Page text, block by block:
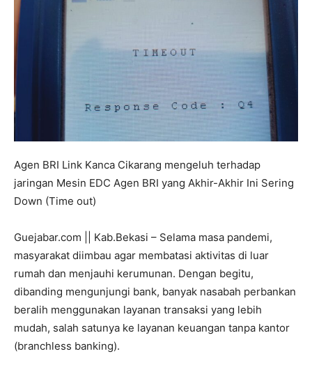
Agen BRI Link Kanca Cikarang mengeluh terhadap
jaringan Mesin EDC Agen BRI yang Akhir-Akhir Ini Sering
Down (Time out)
Guejabar.com || Kab.Bekasi – Selama masa pandemi,
masyarakat diimbau agar membatasi aktivitas di luar
rumah dan menjauhi kerumunan. Dengan begitu,
dibanding mengunjungi bank, banyak nasabah perbankan
beralih menggunakan layanan transaksi yang lebih
mudah, salah satunya ke layanan keuangan tanpa kantor
(branchless banking).